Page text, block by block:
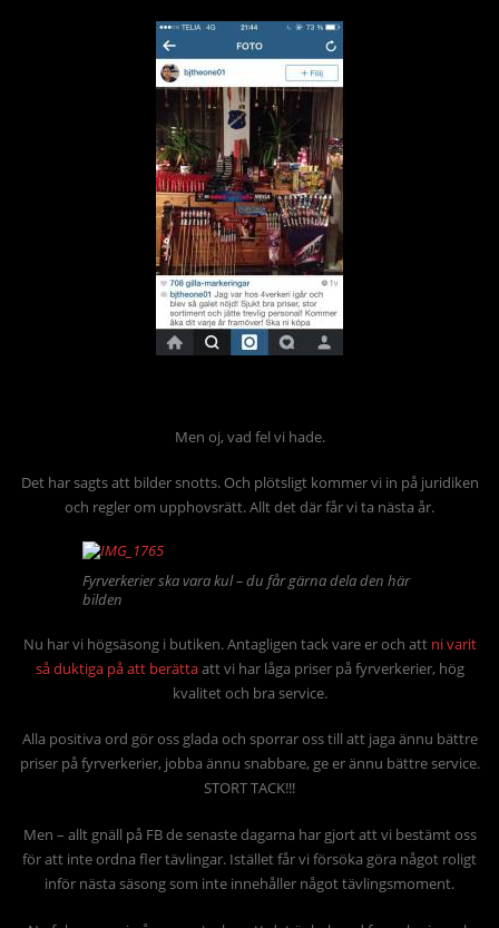
Men oj, vad fel vi hade.
Det har sagts att bilder snotts. Och plötsligt kommer vi in på juridiken
och regler om upphovsrätt. Allt det där får vi ta nästa år.
Fyrverkerier ska vara kul – du får gärna dela den här
bilden
Nu har vi högsäsong i butiken. Antagligen tack vare er och att ni varit
så duktiga på att berättaatt vi har låga priser på fyrverkerier, hög
kvalitet och bra service.
Alla positiva ord gör oss glada och sporrar oss till att jaga ännu bättre
priser på fyrverkerier, jobba ännu snabbare, ge er ännu bättre service.
STORT TACK!!!
Men – allt gnäll på FB de senaste dagarna har gjort att vi bestämt oss
för att inte ordna fler tävlingar. Istället får vi försöka göra något roligt
inför nästa säsong som inte innehåller något tävlingsmoment.